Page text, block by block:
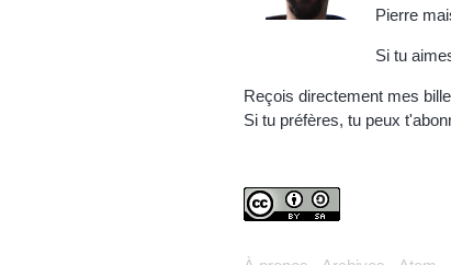
Pierre
Si tu
Reçois directement mes
Si tu préfères, tu peux